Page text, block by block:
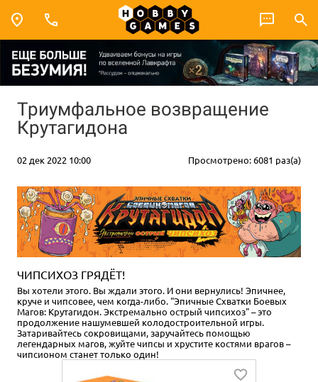
Триумфальное возвращение
Крутагидона
02 дек 2022 10:00 Просмотрено: 6081 раз(а)
ЧИПСИХОЗ ГРЯДЁТ!
Вы хотели этого. Вы ждали этого. И они вернулись! Эпичнее,
круче и чипсовее, чем когда-либо. "Эпичные Схватки Боевых
Магов: Крутагидон. Экстремально острый чипсихоз" – это
продолжение нашумевшей колодостроительной игры.
Затаривайтесь сокровищами, заручайтесь помощью
легендарных магов, жуйте чипсы и хрустите костями врагов –
чипсионом станет только один!